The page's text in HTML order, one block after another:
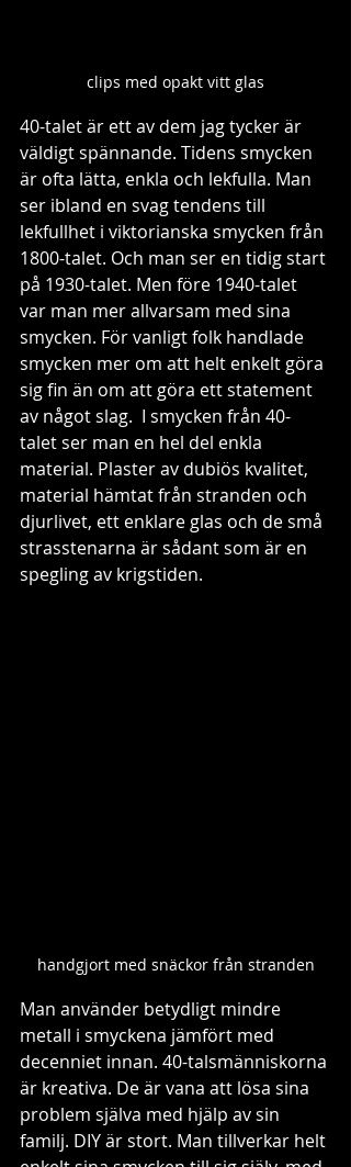
clips med opakt vitt glas
40-talet är ett av dem jag tycker är
väldigt spännande. Tidens smycken
är ofta lätta, enkla och lekfulla. Man
ser ibland en svag tendens till
lekfullhet i viktorianska smycken från
1800-talet. Och man ser en tidig start
på 1930-talet. Men före 1940-talet
var man mer allvarsam med sina
smycken. För vanligt folk handlade
smycken mer om att helt enkelt göra
sig fin än om att göra ett statement
av något slag.  I smycken från 40-
talet ser man en hel del enkla
material. Plaster av dubiös kvalitet,
material hämtat från stranden och
djurlivet, ett enklare glas och de små
strasstenarna är sådant som är en
spegling av krigstiden.
handgjort med snäckor från stranden
Man använder betydligt mindre
metall i smyckena jämfört med
decenniet innan. 40-talsmänniskorna
är kreativa. De är vana att lösa sina
problem själva med hjälp av sin
familj. DIY är stort. Man tillverkar helt